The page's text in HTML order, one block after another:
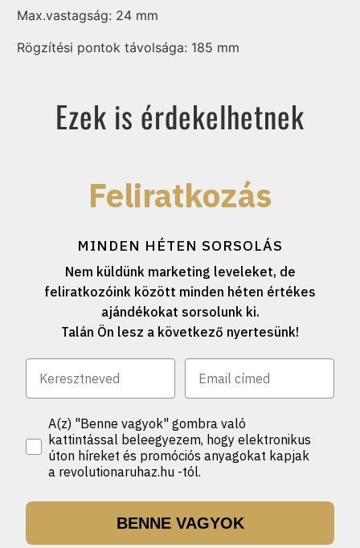
Max.vastagság: 24 mm
Rögzítési pontok távolsága: 185 mm
Ezek is érdekelhetnek
Feliratkozás
MINDEN HÉTEN SORSOLÁS
Nem küldünk marketing leveleket, de
feliratkozóink között minden héten értékes
ajándékokat sorsolunk ki.
Talán Ön lesz a következő nyertesünk!
A(z) "Benne vagyok" gombra való
kattintással beleegyezem, hogy elektronikus
úton híreket és promóciós anyagokat kapjak
a revolutionaruhaz.hu -tól.
BENNE VAGYOK